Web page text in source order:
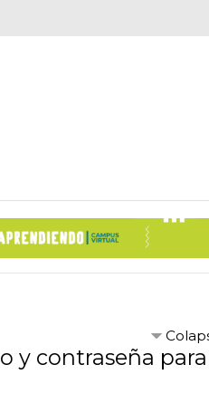
y contraseña para